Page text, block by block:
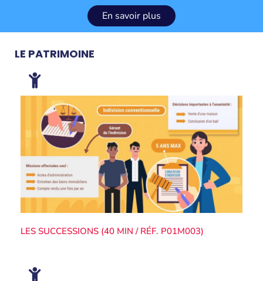
En savoir plus
LE PATRIMOINE
LES SUCCESSIONS (40 MIN / RÉF. P01M003)